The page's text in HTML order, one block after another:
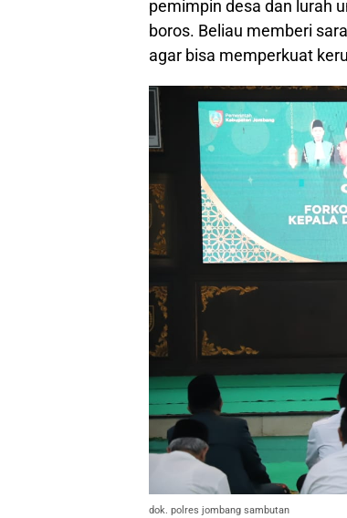
pemimpin desa dan lurah
boros. Beliau memberi
agar bisa memperkuat
dok. polres jombang sambutan